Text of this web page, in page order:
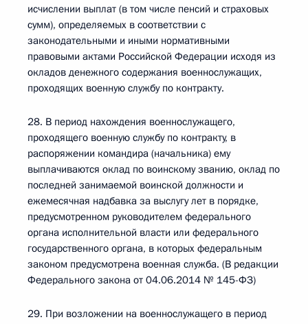
исчислении выплат (в том числе пенсий и страховых
сумм), определяемых в соответствии с
законодательными и иными нормативными
правовыми актами Российской Федерации исходя из
окладов денежного содержания военнослужащих,
проходящих военную службу по контракту.
28. В период нахождения военнослужащего,
проходящего военную службу по контракту, в
распоряжении командира (начальника) ему
выплачиваются оклад по воинскому званию, оклад по
последней занимаемой воинской должности и
ежемесячная надбавка за выслугу лет в порядке,
предусмотренном руководителем федерального
органа исполнительной власти или федерального
государственного органа, в которых федеральным
законом предусмотрена военная служба. (В редакции
Федерального закона от 04.06.2014 № 145-ФЗ)
29. При возложении на военнослужащего в период